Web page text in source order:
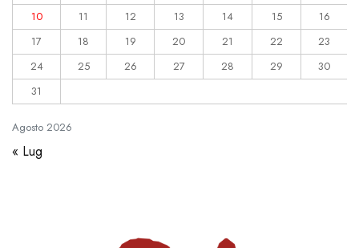
Agosto 2026
10
11 12 13 14 15
16
17
18 19 20 21 22
23
24
25 26 27 28 29
30
31
« Lug